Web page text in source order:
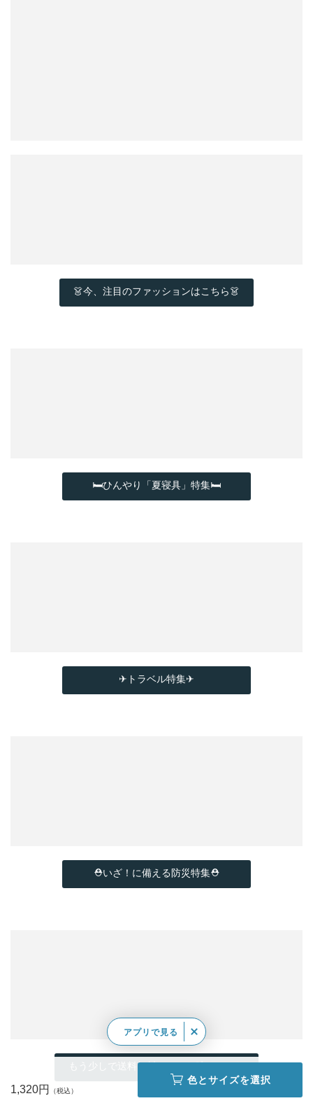
👗今、注目のファッションはこちら👗
🛏ひんやり「夏寝具」特集🛏
✈トラベル特集✈
⛑いざ！に備える防災特集⛑
もう少しで送料無料…そんな時はこちら
1,320円
色とサイズを選択
アプリで見る